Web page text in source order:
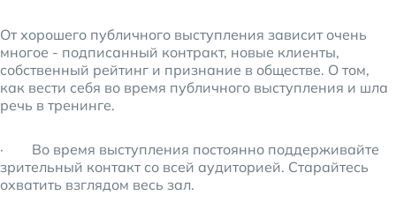
От хорошего публичного выступления зависит очень
многое - подписанный контракт, новые клиенты,
собственный рейтинг и признание в обществе. О том,
как вести себя во время публичного выступления и шла
речь в тренинге.
· Во время выступления постоянно поддерживайте
зрительный контакт со всей аудиторией. Старайтесь
охватить взглядом весь зал.